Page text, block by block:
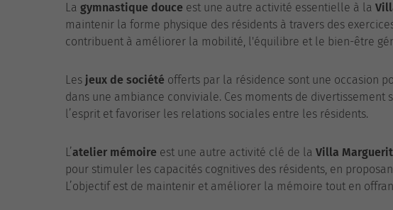
La gymnastique douce est une autre activité essentielle à la
maintenir la forme physique des résidents à travers des
contribuent à améliorer la mobilité, l'équilibre et le bien-être
Les jeux de société offerts par la résidence sont une occasion
dans une ambiance conviviale. Ces moments de
l’esprit et favoriser les relations sociales entre les résidents.
L’atelier mémoire est une autre activité clé de la Villa
pour stimuler les capacités cognitives des résidents, en
L’objectif est de maintenir et améliorer la mémoire tout en